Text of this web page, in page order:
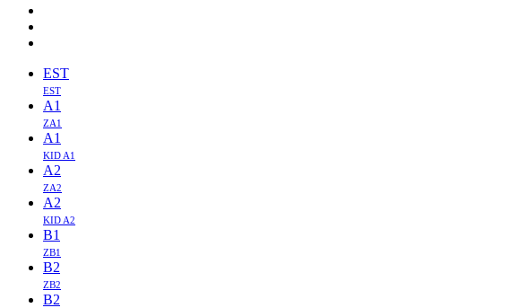
EST
EST
A1
ZA1
A1
KID A1
A2
ZA2
A2
KID A2
B1
ZB1
B2
ZB2
B2